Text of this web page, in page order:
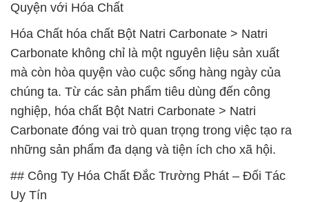
Quyện với Hóa Chất
Hóa Chất hóa chất Bột Natri Carbonate > Natri
Carbonate không chỉ là một nguyên liệu sản xuất
mà còn hòa quyện vào cuộc sống hàng ngày của
chúng ta. Từ các sản phẩm tiêu dùng đến công
nghiệp, hóa chất Bột Natri Carbonate > Natri
Carbonate đóng vai trò quan trọng trong việc tạo ra
những sản phẩm đa dạng và tiện ích cho xã hội.
## Công Ty Hóa Chất Đắc Trường Phát – Đối Tác
Uy Tín